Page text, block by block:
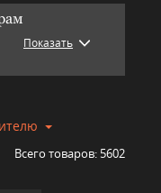
Показать
Всего товаров: 5602